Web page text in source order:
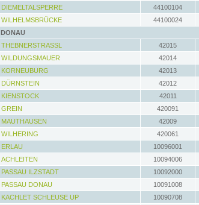
DIEMELTALSPERRE
44100104
WILHELMSBRÜCKE
44100024
DONAU
THEBNERSTRASSL
42015
WILDUNGSMAUER
42014
KORNEUBURG
42013
DÜRNSTEIN
42012
KIENSTOCK
42011
GREIN
420091
MAUTHAUSEN
42009
WILHERING
420061
ERLAU
10096001
ACHLEITEN
10094006
PASSAU ILZSTADT
10092000
PASSAU DONAU
10091008
KACHLET SCHLEUSE UP
10090708